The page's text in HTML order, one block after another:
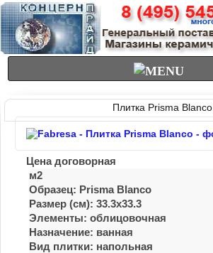
Плитка Prisma Blanco
Цена договорная
м2
Образец: Prisma Blanco
Размер (см): 33.3x33.3
Элементы: облицовочная
Назначение: ванная
Вид плитки: напольная